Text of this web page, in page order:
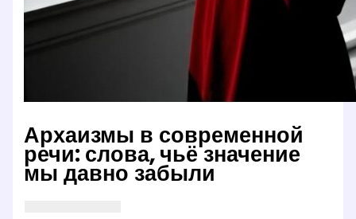
Архаизмы в современной
речи: слова, чьё значение
мы давно забыли